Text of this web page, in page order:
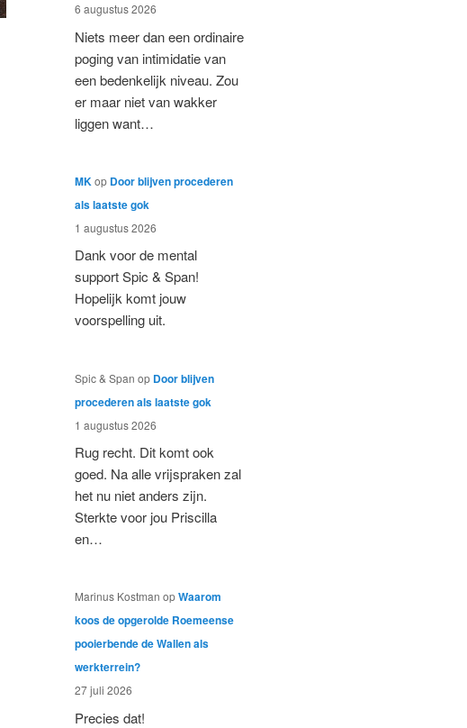
6 augustus 2026
Niets meer dan een ordinaire
poging van intimidatie van
een bedenkelijk niveau. Zou
er maar niet van wakker
liggen want…
MKop Door blijven procederen
als laatste gok
1 augustus 2026
Dank voor de mental
support Spic & Span!
Hopelijk komt jouw
voorspelling uit.
Spic & Span op Door blijven
procederen als laatste gok
1 augustus 2026
Rug recht. Dit komt ook
goed. Na alle vrijspraken zal
het nu niet anders zijn.
Sterkte voor jou Priscilla
en…
Marinus Kostman opWaarom
koos de opgerolde Roemeense
pooierbende de Wallen als
werkterrein?
27 juli 2026
Precies dat!